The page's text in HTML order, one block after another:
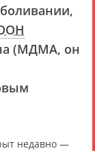
(МДМА, он
недавно —